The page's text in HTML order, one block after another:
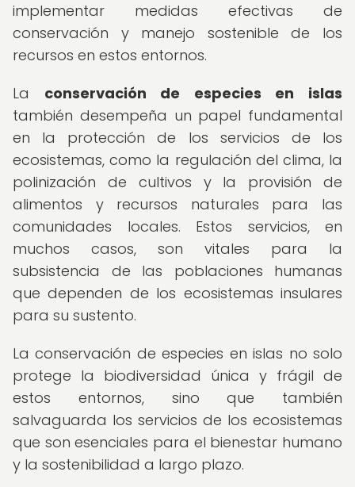
implementar medidas efectivas de
conservación y manejo sostenible de los
recursos en estos entornos.
La conservación de especies en islas
también desempeña un papel fundamental
en la protección de los servicios de los
ecosistemas, como la regulación del clima, la
polinización de cultivos y la provisión de
alimentos y recursos naturales para las
comunidades locales. Estos servicios, en
muchos casos, son vitales para la
subsistencia de las poblaciones humanas
que dependen de los ecosistemas insulares
para su sustento.
La conservación de especies en islas no solo
protege la biodiversidad única y frágil de
estos entornos, sino que también
salvaguarda los servicios de los ecosistemas
que son esenciales para el bienestar humano
y la sostenibilidad a largo plazo.